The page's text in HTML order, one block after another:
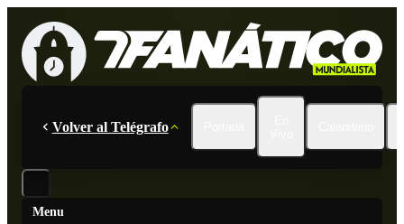
Volver al Telégrafo
Menu